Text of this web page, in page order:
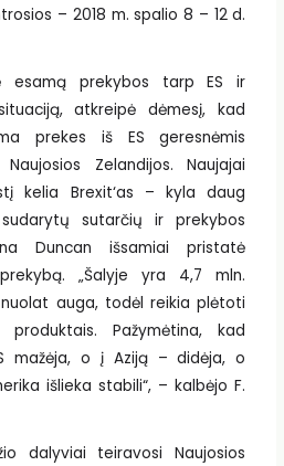
– 2018 m. spalio 8 – 12 d.
esamą prekybos tarp ES ir
atkreipė dėmesį, kad
prekes iš ES geresnėmis
Zelandijos. Naujajai
kelia Brexit‘as – kyla daug
sutarčių ir prekybos
Duncan išsamiai pristatė
„Šalyje yra 4,7 mln.
auga, todėl reikia plėtoti
Pažymėtina, kad
mažėja, o į Aziją – didėja, o
išlieka stabili“, – kalbėjo F.
dalyviai teiravosi Naujosios